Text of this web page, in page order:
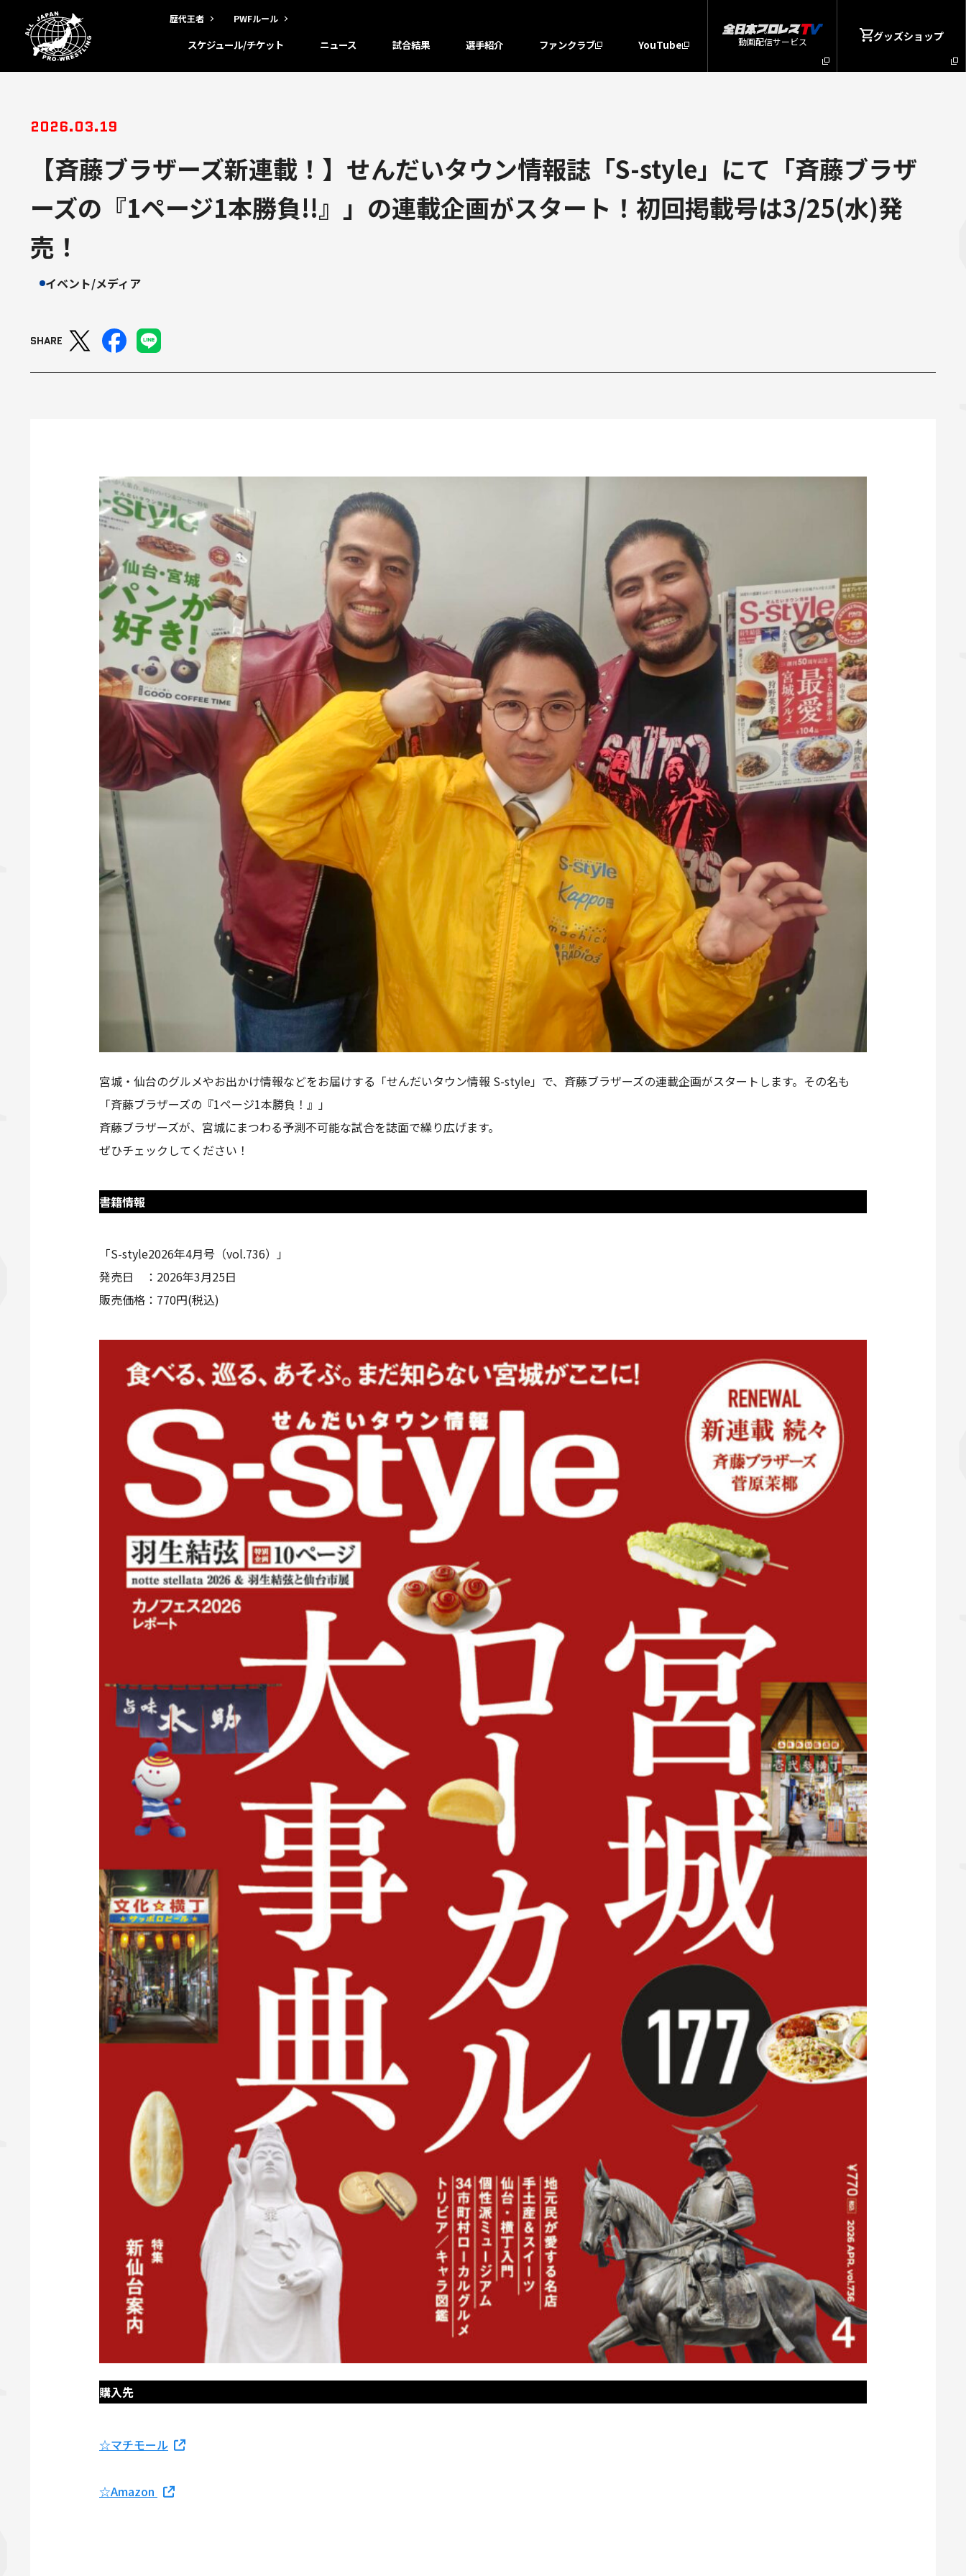
歴代王者 PWFルール
スケジュール/チケット ニュース 試合結果 選手紹介 ファンクラブ YouTube 動画配信サービス グッズショップ
2026.03.19
【斉藤ブラザーズ新連載！】せんだいタウン情報誌「S-style」にて「斉藤ブラザ
ーズの『1ページ1本勝負!!』」の連載企画がスタート！初回掲載号は3/25(水)発
売！
イベント/メディア
SHARE
宮城・仙台のグルメやお出かけ情報などをお届けする「せんだいタウン情報 S-style」で、斉藤ブラザーズの連載企画がスタートします。その名も
「斉藤ブラザーズの『1ページ1本勝負！』」
斉藤ブラザーズが、宮城にまつわる予測不可能な試合を誌面で繰り広げます。
ぜひチェックしてください！
書籍情報
「S-style2026年4月号（vol.736）」
発売日 ：2026年3月25日
販売価格：770円(税込)
購入先
☆マチモール
☆Amazon